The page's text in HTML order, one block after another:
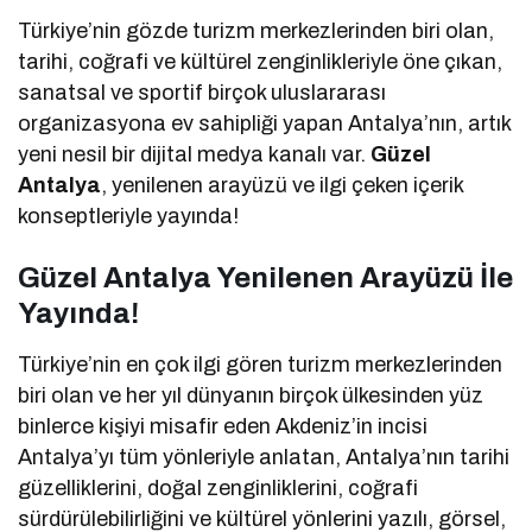
Türkiye’nin gözde turizm merkezlerinden biri olan,
tarihi, coğrafi ve kültürel zenginlikleriyle öne çıkan,
sanatsal ve sportif birçok uluslararası
organizasyona ev sahipliği yapan Antalya’nın, artık
yeni nesil bir dijital medya kanalı var. Güzel
Antalya, yenilenen arayüzü ve ilgi çeken içerik
konseptleriyle yayında!
Güzel Antalya Yenilenen Arayüzü İle
Yayında!
Türkiye’nin en çok ilgi gören turizm merkezlerinden
biri olan ve her yıl dünyanın birçok ülkesinden yüz
binlerce kişiyi misafir eden Akdeniz’in incisi
Antalya’yı tüm yönleriyle anlatan, Antalya’nın tarihi
güzelliklerini, doğal zenginliklerini, coğrafi
sürdürülebilirliğini ve kültürel yönlerini yazılı, görsel,